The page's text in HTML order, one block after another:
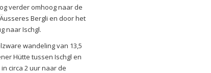
verder omhoog naar de
Bergli en door het
naar Ischgl.
wandeling van 13,5
Hütte tussen Ischgl en
circa 2 uur naar de